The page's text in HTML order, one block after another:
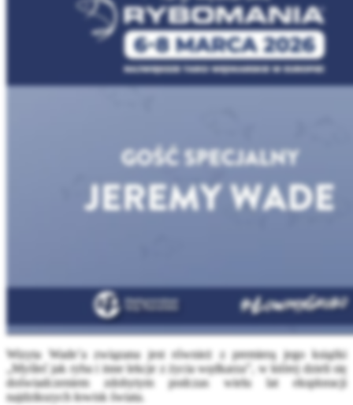
Wizyta Wade’a związana jest również z premierą jego książki
„Myśleć jak ryba i inne lekcje z życia wędkarza”, w której dzieli się
doświadczeniem zdobytym podczas wielu lat eksploracji
najdzikszych łowisk świata.